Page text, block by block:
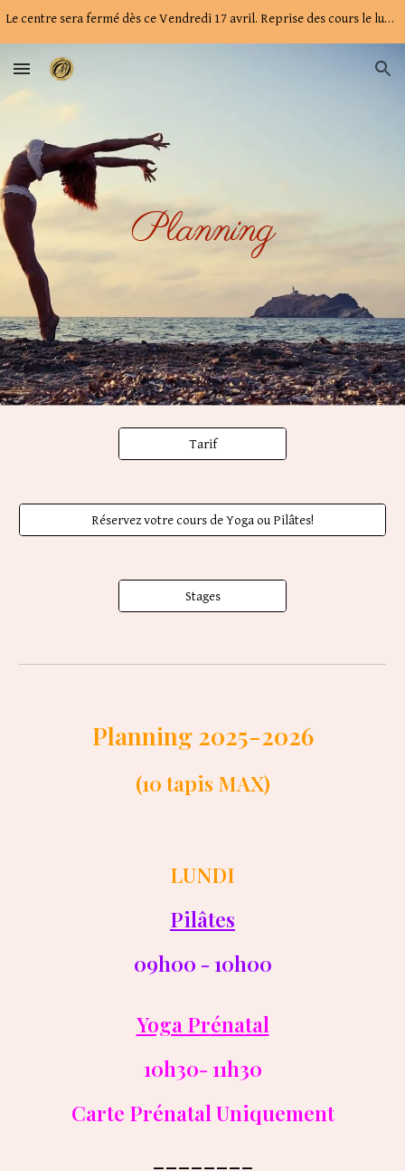
Le centre sera fermé dès ce Vendredi 17 avril. Reprise des cours le lundi 27 avril. À bientôt !
Planning
Tarif
Réservez votre cours de Yoga ou Pilâtes!
Stages
Planning 2025-2026
(10 tapis MAX)
LUNDI
Pilâtes
09h00 - 10h00
Yoga Prénatal
10h30-11h30
Carte Prénatal Uniquement